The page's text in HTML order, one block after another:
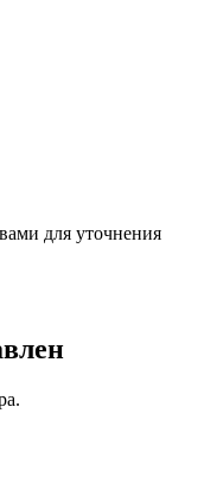
для уточнения